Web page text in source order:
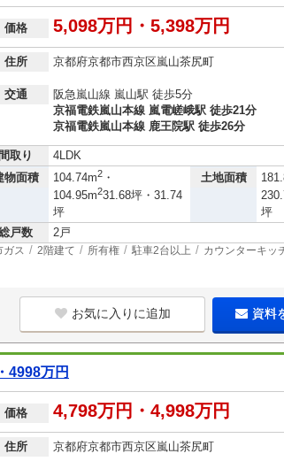
価格 5,098万円・5,398万円
住所 京都府京都市西京区嵐山茶尻町
交通
阪急嵐山線 嵐山駅 徒歩5分
京福電鉄嵐山本線 嵐電嵯峨駅 徒歩21分
京福電鉄嵐山本線 鹿王院駅 徒歩26分
間取り
4LDK
物面積
104.74m2 ・
104.95m231.68坪・31.74
坪
土地面積
坪
戸数
2戸
ガス 2階建て 所有権 駐車2台以上 カウンターキッ
お気に入りに追加 資料
4998万円
価格 4,798万円・4,998万円
住所 京都府京都市西京区嵐山茶尻町